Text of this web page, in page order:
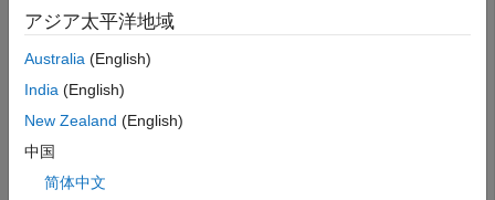
コマンド プロンプトで関数
アジア太平洋地域
Australia (English)
India (English)
New Zealand (English)
中国
简体中文